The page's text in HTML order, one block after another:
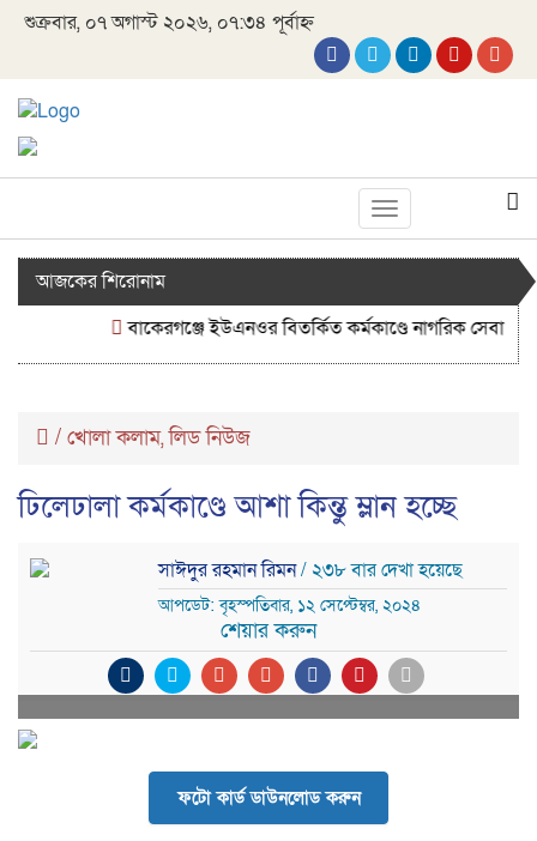
শুক্রবার, ০৭ অগাস্ট ২০২৬, ০৭:৩৪ পূর্বাহ্ন
Toggle
navigation
আজকের শিরোনাম
বাকেরগঞ্জে ইউএনওর বিতর্কিত কর্মকাণ্ডে নাগরিক সেবা ব্যাহত
/ খোলা কলাম,লিড নিউজ
ঢিলেঢালা কর্মকাণ্ডে আশা কিন্তু ম্লান হচ্ছে
সাঈদুর রহমান রিমন/ ২৩৮ বার দেখা হয়েছে
আপডেট: বৃহস্পতিবার, ১২ সেপ্টেম্বর, ২০২৪
শেয়ার করুন
ফটো কার্ড ডাউনলোড করুন